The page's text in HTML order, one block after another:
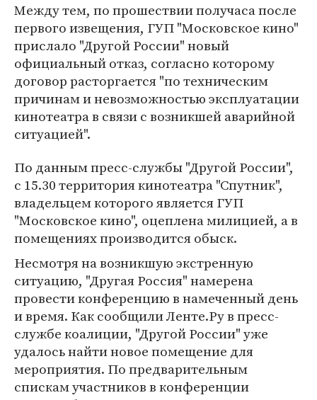
Между тем, по прошествии получаса после
первого извещения, ГУП "Московское кино"
прислало "Другой России" новый
официальный отказ, согласно которому
договор расторгается "по техническим
причинам и невозможностью эксплуатации
кинотеатра в связи с возникшей аварийной
ситуацией".
По данным пресс-службы "Другой России",
с 15.30 территория кинотеатра "Спутник",
владельцем которого является ГУП
"Московское кино", оцеплена милицией, а в
помещениях производится обыск.
Несмотря на возникшую экстренную
ситуацию, "Другая Россия" намерена
провести конференцию в намеченный день
и время. Как сообщили Ленте.Ру в пресс-
службе коалиции, "Другой России" уже
удалось найти новое помещение для
мероприятия. По предварительным
спискам участников в конференции